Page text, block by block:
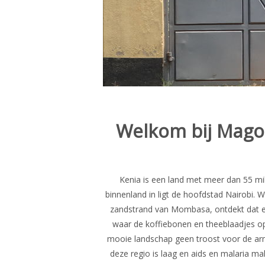
Welkom bij
Kenia is een land met meer dan 55
binnenland in ligt de hoofdstad Nairobi.
zandstrand van Mombasa, ontdekt dat
waar de koffiebonen en theeblaadjes
mooie landschap geen troost voor de
deze regio is laag en aids en malaria